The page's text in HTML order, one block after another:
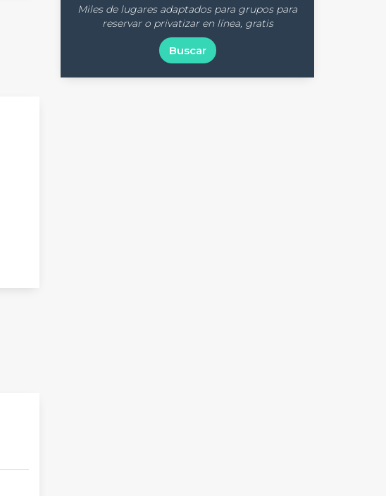
Miles de lugares adaptados para grupos para
reservar o privatizar en línea, gratis
Buscar